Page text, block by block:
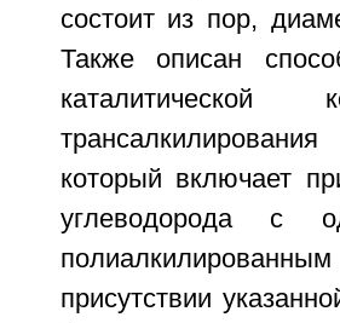
состоит из пор,
Также описан
который включает
углеводорода
присутствии